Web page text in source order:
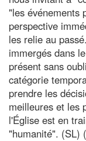
"les événements
perspective
les relie au
immergés dans
présent sans
catégorie
prendre les
meilleures et les
l'Église est en
"humanité". (SL)